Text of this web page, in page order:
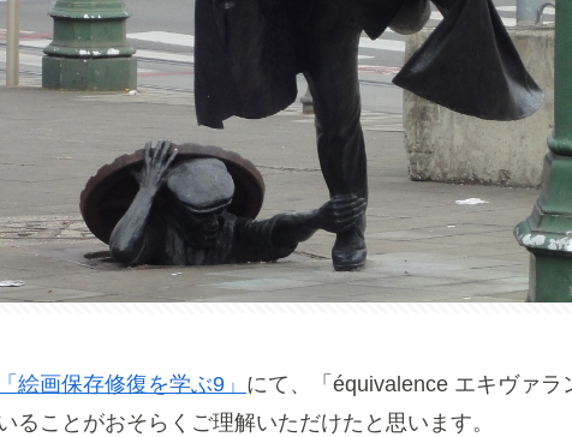
「絵画保存修復を学ぶ9」 にて、「équivalence エキヴァラ
ることがおそらくご理解いただけたと思います。